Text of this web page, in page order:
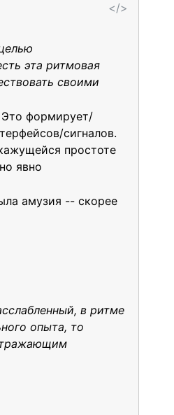
</>
эта ритмовая
своими
формирует/
сигналов.
простоте
явно
амузия -- скорее
в ритме
опыта, то